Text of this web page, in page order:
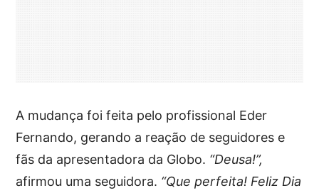
A mudança foi feita pelo profissional Eder
Fernando, gerando a reação de seguidores e
fãs da apresentadora da Globo. “Deusa!”,
afirmou uma seguidora. “Que perfeita! Feliz Dia